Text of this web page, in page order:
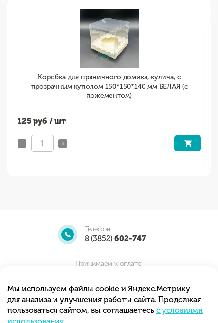
Коробка для пряничного домика, кулича, с
прозрачным куполом 150*150*140 мм БЕЛАЯ (с
ложементом)
125 руб / шт
- +
Телефон:
8 (3852) 602-747
Мы принимаем заказы круглосуточно.
Принимаем к оплате:
Мы используем файлы cookie и Яндекс.Метрику
для анализа и улучшения работы сайта. Продолжая
пользоваться сайтом, вы соглашаетесь с условиями
использования